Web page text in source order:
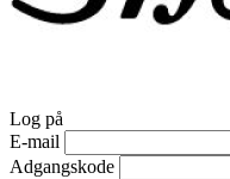
Log på
E-mail
Adgangskode